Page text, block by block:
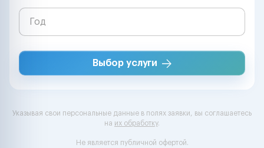
Выбор услуги
Указывая свои персональные данные в полях заявки, вы соглашаетесь
на их обработку.
Не является публичной офертой.